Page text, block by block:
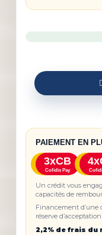
PAIEMENT EN
3xCB
Cofidis Pay
Un crédit vous
capacités de
Financement d’une
réserve d’acceptation
2,2% de frais du